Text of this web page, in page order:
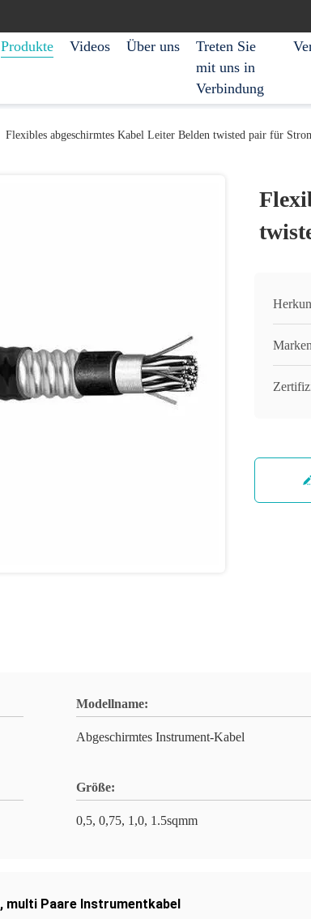
Produkte Videos Über uns
Treten Sie
mit uns in
Verbindung
Flexibles abgeschirmtes Kabel Leiter Belden twisted pair für
Modellname:
Abgeschirmtes Instrument-Kabel
Größe:
0,5, 0,75, 1,0, 1.5sqmm
, multi Paare Instrumentkabel